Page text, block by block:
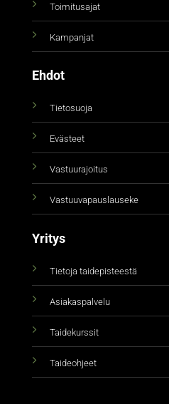
Toimitusajat
Kampanjat
Ehdot
Tietosuoja
Evästeet
Vastuurajoitus
Vastuuvapauslauseke
Yritys
Tietoja taidepisteestä
Asiakaspalvelu
Taidekurssit
Taideohjeet